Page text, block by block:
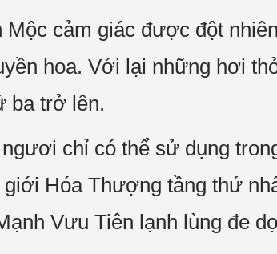
Mộc cảm giác được đột
hoa. Với lại những hơi
ba trở lên.
ngươi chỉ có thể sử dụng
Hóa Thượng tầng thứ
Vưu Tiên lạnh lùng đe